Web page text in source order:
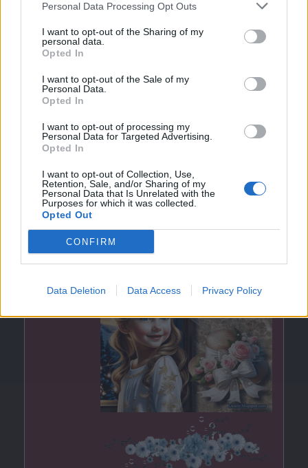
Personal Data Processing Opt Outs
I want to opt-out of the Sharing of my
personal data.
Opted In
I want to opt-out of the Sale of my
Personal Data.
Opted In
I want to opt-out of processing my
Personal Data for Targeted Advertising.
Opted In
I want to opt-out of Collection, Use,
Retention, Sale, and/or Sharing of my
Personal Data that Is Unrelated with the
Purposes for which it was collected.
Opted Out
CONFIRM
Data Deletion Data Access Privacy Policy